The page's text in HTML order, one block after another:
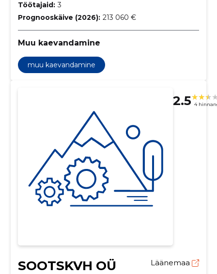
Töötajaid: 3
Prognooskäive (2026): 213 060 €
Muu kaevandamine
muu kaevandamine
2.5 4
SOOTSKVH OÜ Läänemaa